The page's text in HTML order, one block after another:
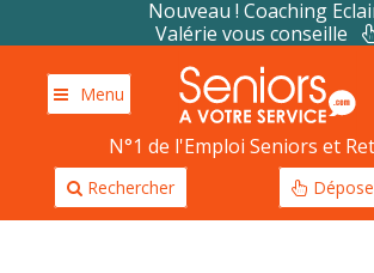
Nouveau ! Coaching
Valérie vous conseille
Menu
N°1 de l'Emploi Seniors et
Rechercher